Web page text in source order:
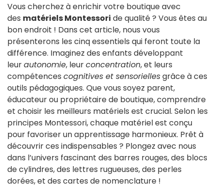
Vous cherchez à enrichir votre boutique avec
des matériels Montessori de qualité ? Vous êtes au
bon endroit ! Dans cet article, nous vous
présenterons les cinq essentiels qui feront toute la
différence. Imaginez des enfants développant
leurautonomie, leurconcentration, et leurs
compétences cognitives et sensoriellesgrâce à ces
outils pédagogiques. Que vous soyez parent,
éducateur ou propriétaire de boutique, comprendre
et choisir les meilleurs matériels est crucial. Selon les
principes Montessori, chaque matériel est conçu
pour favoriser un apprentissage harmonieux. Prêt à
découvrir ces indispensables ? Plongez avec nous
dans l’univers fascinant des barres rouges, des blocs
de cylindres, des lettres rugueuses, des perles
dorées, et des cartes de nomenclature !